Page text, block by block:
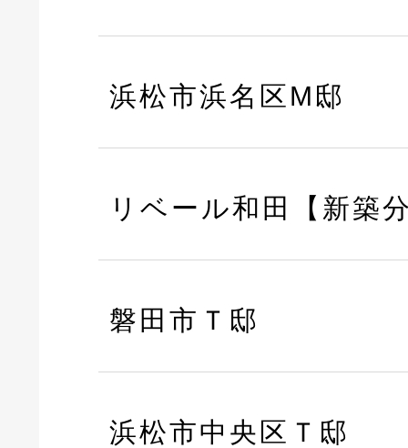
浜松市浜名区M邸
リベール和田【新築
磐田市Ｔ邸
浜松市中央区Ｔ邸